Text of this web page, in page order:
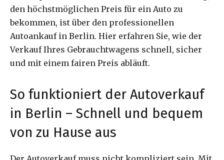
den höchstmöglichen Preis für ein Auto zu
bekommen, ist über den professionellen
Autoankauf in Berlin. Hier erfahren Sie, wie der
Verkauf Ihres Gebrauchtwagens schnell, sicher
und mit einem fairen Preis abläuft.
So funktioniert der Autoverkauf
in Berlin – Schnell und bequem
von zu Hause aus